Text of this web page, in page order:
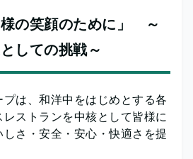
様の笑顔のために」 ～
しての挑戦～
は、和洋中をはじめとする各
ストランを中核として皆様に
しさ・安全・安心・快適さを提